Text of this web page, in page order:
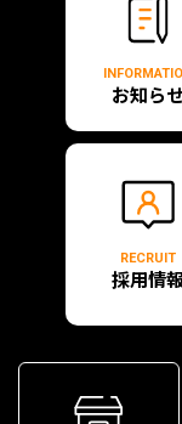
お知ら
RECRUIT
採用情報